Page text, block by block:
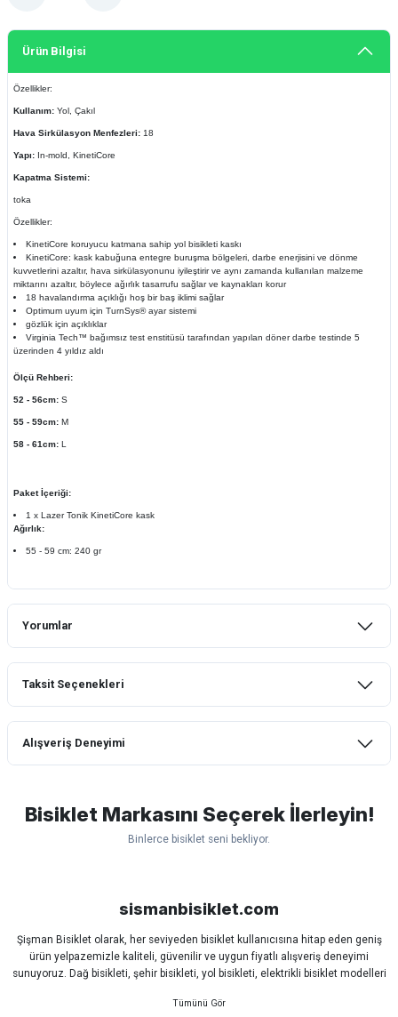
Ürün Bilgisi
Özellikler:
Kullanım: Yol, Çakıl
Hava Sirkülasyon Menfezleri: 18
Yapı: In-mold, KinetiCore
Kapatma Sistemi:
toka
Özellikler:
KinetiCore koruyucu katmana sahip yol bisikleti kaskı
KinetiCore: kask kabuğuna entegre buruşma bölgeleri, darbe enerjisini ve dönme
kuvvetlerini azaltır, hava sirkülasyonunu iyileştirir ve aynı zamanda kullanılan malzeme
miktarını azaltır, böylece ağırlık tasarrufu sağlar ve kaynakları korur
18 havalandırma açıklığı hoş bir baş iklimi sağlar
Optimum uyum için TurnSys® ayar sistemi
gözlük için açıklıklar
Virginia Tech™ bağımsız test enstitüsü tarafından yapılan döner darbe testinde 5
üzerinden 4 yıldız aldı
Ölçü Rehberi:
52 - 56cm: S
55 - 59cm: M
58 - 61cm: L
Paket İçeriği:
1 x Lazer Tonik KinetiCore kask
Ağırlık:
55 - 59 cm: 240 gr
Yorumlar
Taksit Seçenekleri
Alışveriş Deneyimi
lastik yanak kısmından 3cm yarıldı ama
normal sürüşe uygun
Bahriye Akay Tan | 21/07/2026
Siparişim problemsiz geldi teşekkürler.
Bisiklet Markasını Seçerek İlerleyin!
Binlerce bisiklet seni bekliyor.
sismanbisiklet.com
Şişman Bisiklet olarak, her seviyeden bisiklet kullanıcısına hitap eden geniş
ürün yelpazemizle kaliteli, güvenilir ve uygun fiyatlı alışveriş deneyimi
sunuyoruz. Dağ bisikleti, şehir bisikleti, yol bisikleti, elektrikli bisiklet modelleri
Sürüş keyfinizi artırmak için dünyanın önde gelen markalarına ait bisiklet